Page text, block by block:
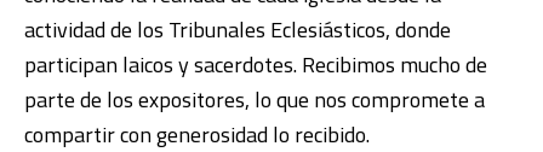
actividad de los Tribunales Eclesiásticos, donde
participan laicos y sacerdotes. Recibimos mucho de
parte de los expositores, lo que nos compromete a
compartir con generosidad lo recibido.